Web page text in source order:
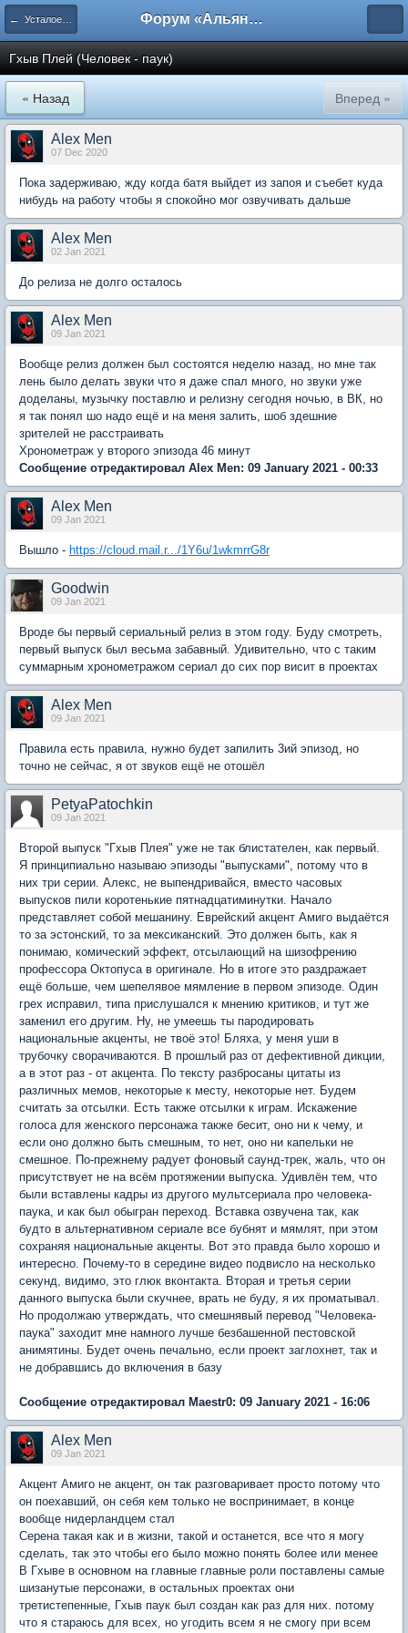
← Усталое королевство Форум «Альянса вольных переводчиков»
Гхыв Плей (Человек - паук)
« Назад Вперед »
Alex Men
07 Dec 2020
Пока задерживаю, жду когда батя выйдет из запоя и съебет куда
нибудь на работу чтобы я спокойно мог озвучивать дальше
Alex Men
02 Jan 2021
До релиза не долго осталось
Alex Men
09 Jan 2021
Вообще релиз должен был состоятся неделю назад, но мне так
лень было делать звуки что я даже спал много, но звуки уже
доделаны, музычку поставлю и релизну сегодня ночью, в ВК, но
я так понял шо надо ещё и на меня залить, шоб здешние
зрителей не расстраивать
Хронометраж у второго эпизода 46 минут
Сообщение отредактировал Alex Men: 09 January 2021 - 00:33
Alex Men
09 Jan 2021
Вышло - https://cloud.mail.r.../1Y6u/1wkmrrG8r
Goodwin
09 Jan 2021
Вроде бы первый сериальный релиз в этом году. Буду смотреть,
первый выпуск был весьма забавный. Удивительно, что с таким
суммарным хронометражом сериал до сих пор висит в проектах
Alex Men
09 Jan 2021
Правила есть правила, нужно будет запилить 3ий эпизод, но
точно не сейчас, я от звуков ещё не отошёл
PetyaPatochkin
09 Jan 2021
Второй выпуск "Гхыв Плея" уже не так блистателен, как первый.
Я принципиально называю эпизоды "выпусками", потому что в
них три серии. Алекс, не выпендривайся, вместо часовых
выпусков пили коротенькие пятнадцатиминутки. Начало
представляет собой мешанину. Еврейский акцент Амиго выдаётся
то за эстонский, то за мексиканский. Это должен быть, как я
понимаю, комический эффект, отсылающий на шизофрению
профессора Октопуса в оригинале. Но в итоге это раздражает
ещё больше, чем шепелявое мямление в первом эпизоде. Один
грех исправил, типа прислушался к мнению критиков, и тут же
заменил его другим. Ну, не умеешь ты пародировать
национальные акценты, не твоё это! Бляха, у меня уши в
трубочку сворачиваются. В прошлый раз от дефективной дикции,
а в этот раз - от акцента. По тексту разбросаны цитаты из
различных мемов, некоторые к месту, некоторые нет. Будем
считать за отсылки. Есть также отсылки к играм. Искажение
голоса для женского персонажа также бесит, оно ни к чему, и
если оно должно быть смешным, то нет, оно ни капельки не
смешное. По-прежнему радует фоновый саунд-трек, жаль, что он
присутствует не на всём протяжении выпуска. Удивлён тем, что
были вставлены кадры из другого мультсериала про человека-
паука, и как был обыгран переход. Вставка озвучена так, как
будто в альтернативном сериале все бубнят и мямлят, при этом
сохраняя национальные акценты. Вот это правда было хорошо и
интересно. Почему-то в середине видео подвисло на несколько
секунд, видимо, это глюк вконтакта. Вторая и третья серии
данного выпуска были скучнее, врать не буду, я их проматывал.
Но продолжаю утверждать, что смешнявый перевод "Человека-
паука" заходит мне намного лучше безбашенной пестовской
анимятины. Будет очень печально, если проект заглохнет, так и
не добравшись до включения в базу
Сообщение отредактировал Maestr0: 09 January 2021 - 16:06
Alex Men
09 Jan 2021
Акцент Амиго не акцент, он так разговаривает просто потому что
он поехавший, он себя кем только не воспринимает, в конце
вообще нидерландцем стал
Серена такая как и в жизни, такой и останется, все что я могу
сделать, так это чтобы его было можно понять более или менее
В Гхыве в основном на главные главные роли поставлены самые
шизанутые персонажи, в остальных проектах они
третистепенные, Гхыв паук был создан как раз для них. потому
что я стараюсь для всех, но угодить всем я не смогу при всем